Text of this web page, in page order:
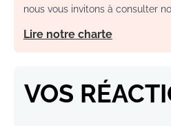
nous vous invitons à consulter
Lire notre charte
VOS